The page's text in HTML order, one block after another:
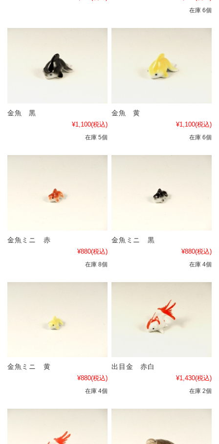
在庫 6個
金魚 黒
¥1,100(税込)
在庫 5個
金魚 黄
¥1,100(税込)
在庫 6個
金魚ミニ 赤
¥880(税込)
在庫 8個
金魚ミニ 黒
¥880(税込)
在庫 4個
金魚ミニ 黄
¥880(税込)
在庫 4個
出目金 赤白
¥1,430(税込)
在庫 2個